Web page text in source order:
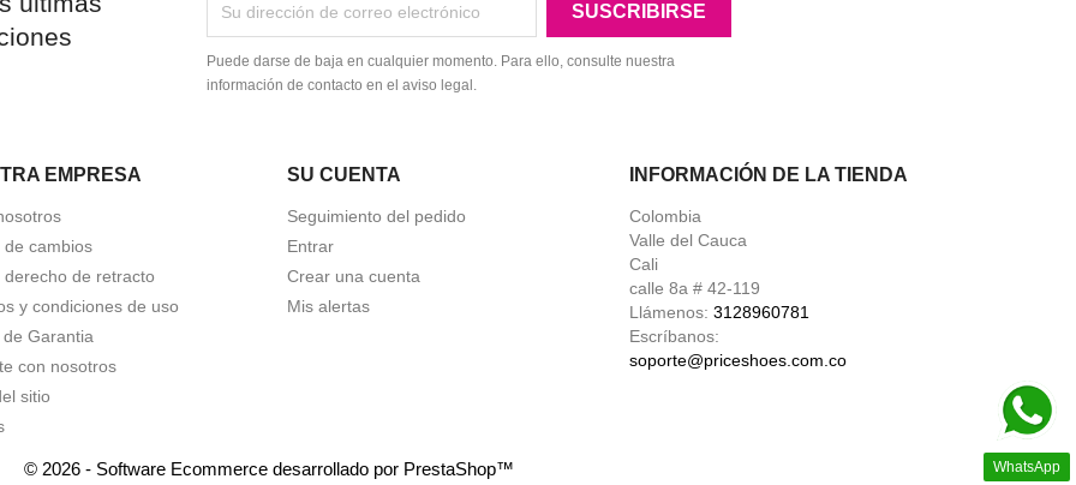
Puede darse de baja en cualquier momento. Para ello, consulte nuestra
información de contacto en el aviso legal.
EMPRESA
de cambios
derecho de retracto
y condiciones de uso
Garantia
con nosotros
sitio
SU CUENTA
Seguimiento del pedido
Entrar
Crear una cuenta
Mis alertas
INFORMACIÓN DE LA TIENDA
Colombia
Valle del Cauca
Cali
calle 8a # 42-119
Llámenos: 3128960781
Escríbanos:
soporte@priceshoes.com.co
WhatsApp
© 2026 - Software Ecommerce desarrollado por PrestaShop™